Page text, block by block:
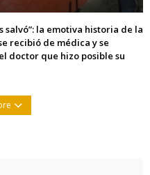
salvó”: la emotiva historia de la
recibió de médica y se
doctor que hizo posible su